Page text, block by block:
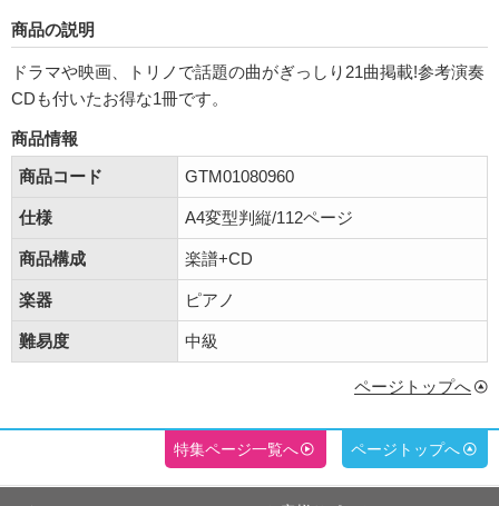
商品の説明
ドラマや映画、トリノで話題の曲がぎっしり21曲掲載!参考演奏
CDも付いたお得な1冊です。
商品情報
商品コード
GTM01080960
仕様 A4変型判縦/112ページ
商品構成 楽譜+CD
楽器 ピアノ
難易度 中級
ページトップへ
特集ページ一覧へ ページトップへ